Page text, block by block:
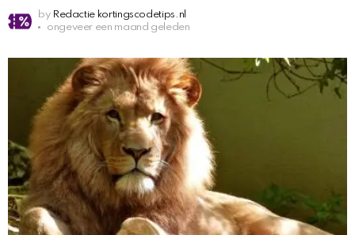
by Redactie kortingscodetips.nl
ongeveer een maand geleden